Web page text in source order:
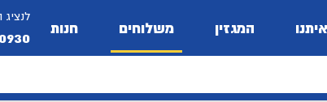
המגזין משלוחים חנות
לנציג